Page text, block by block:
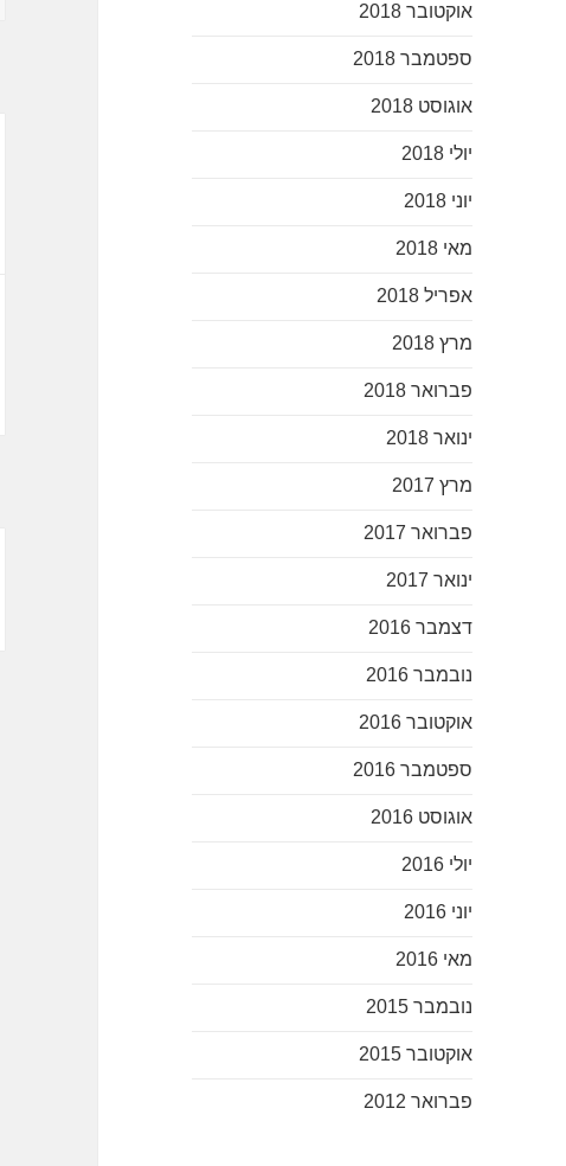
אוקטובר 2018
ספטמבר 2018
אוגוסט 2018
יולי 2018
יוני 2018
מאי 2018
אפריל 2018
מרץ 2018
פברואר 2018
ינואר 2018
מרץ 2017
פברואר 2017
ינואר 2017
דצמבר 2016
נובמבר 2016
אוקטובר 2016
ספטמבר 2016
אוגוסט 2016
יולי 2016
יוני 2016
מאי 2016
נובמבר 2015
אוקטובר 2015
פברואר 2012